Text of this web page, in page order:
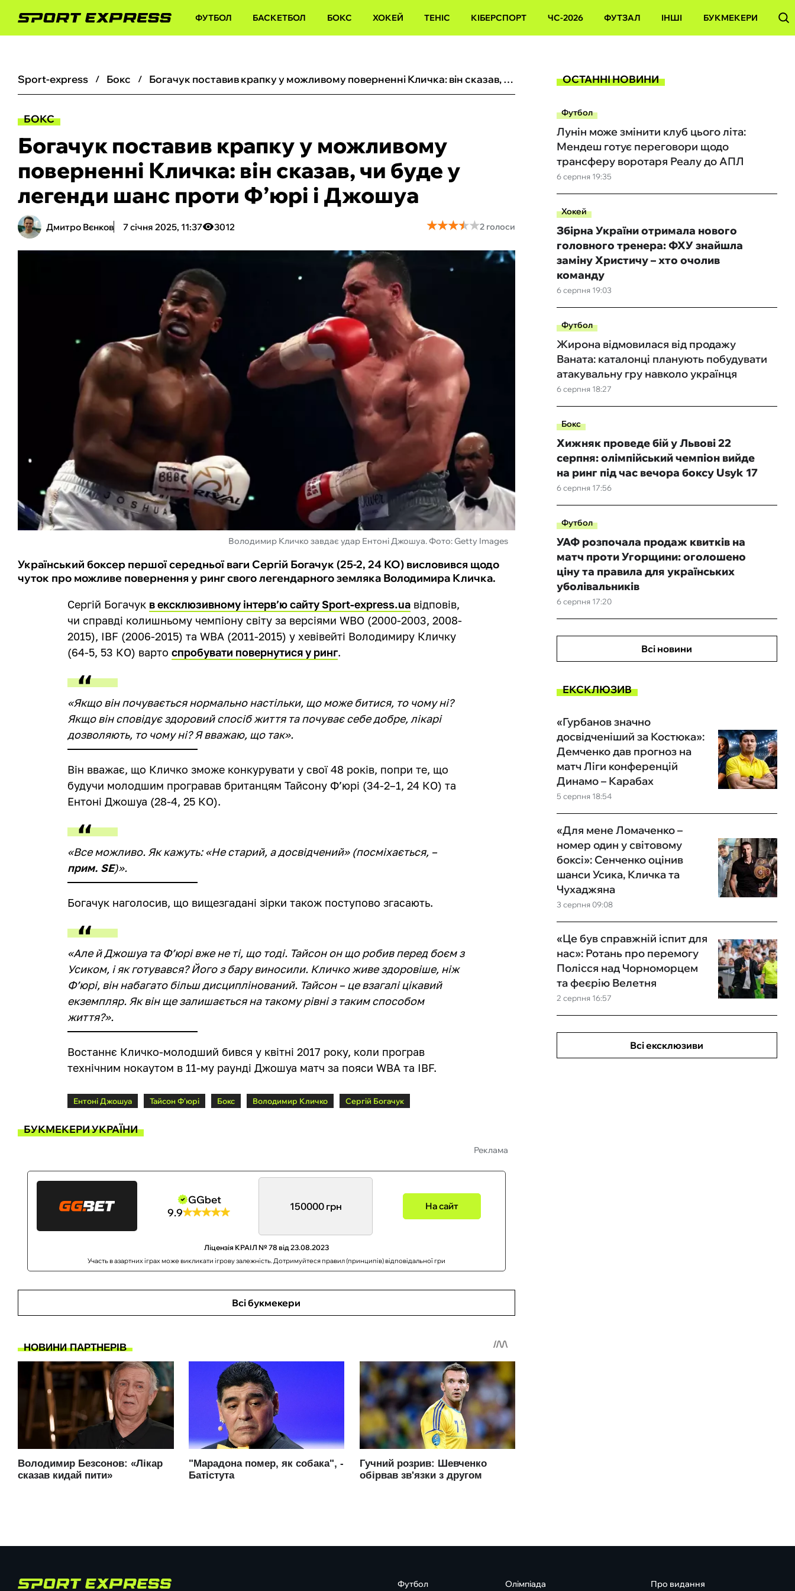
ФУТБОЛ БАСКЕТБОЛ БОКС ХОКЕЙ ТЕНІС КІБЕРСПОРТ ЧС-2026 ФУТЗАЛ ІНШІ БУКМЕКЕРИ
sport-express бокс Богачук поставив крапку у можливому поверненні Кличка: він сказав, чи буде у легенди шанс проти Ф’юрі і Джошуа
БОКС
Богачук поставив крапку у можливому
поверненні Кличка: він сказав, чи буде у
легенди шанс проти Ф’юрі і Джошуа
Дмитро Вєнков 7 січня 2025, 11:37 3012 ★★★★★
★★★★★2 голоси
Володимир Кличко завдає удар Ентоні Джошуа. Фото: Getty Images
Український боксер першої середньої ваги Сергій Богачук (25-2, 24 КО) висловився щодо
чуток про можливе повернення у ринг свого легендарного земляка Володимира Кличка.
Сергій Богачук в ексклюзивному інтерв’ю сайту Sport-express.ua відповів,
чи справді колишньому чемпіону світу за версіями WBO (2000-2003, 2008-
2015), IBF (2006-2015) та WBA (2011-2015) у хевівейті Володимиру Кличку
(64-5, 53 КО) вартоспробувати повернутися у ринг.
«Якщо він почувається нормально настільки, що може битися, то чому ні?
Якщо він сповідує здоровий спосіб життя та почуває себе добре, лікарі
дозволяють, то чому ні? Я вважаю, що так».
Він вважає, що Кличко зможе конкурувати у свої 48 років, попри те, що
будучи молодшим програвав британцям Тайсону Ф’юрі (34-2–1, 24 КО) та
Ентоні Джошуа (28-4, 25 КО).
«Все можливо. Як кажуть: «Не старий, а досвідчений‎» (посміхається, –
прим. SE)».
Богачук наголосив, що вищезгадані зірки також поступово згасають.
«Але й Джошуа та Ф’юрі вже не ті, що тоді. Тайсон он що робив перед боєм з
Усиком, і як готувався? Його з бару виносили. Кличко живе здоровіше, ніж
Ф’юрі, він набагато більш дисциплінований. Тайсон – це взагалі цікавий
екземпляр. Як він ще залишається на такому рівні з таким способом
життя?».
Востаннє Кличко-молодший бився у квітні 2017 року, коли програв
технічним нокаутом в 11-му раунді Джошуа матч за пояси WBA та IBF.
Ентоні Джошуа Тайсон Ф'юрі Бокс Володимир Кличко Сергій Богачук
БУКМЕКЕРИ УКРАЇНИ
Реклама
GGbet
9.9
150000 грн На сайт
Ліцензія КРАІЛ № 78 від 23.08.2023
Участь в азартних іграх може викликати ігрову залежність. Дотримуйтеся правил (принципів) відповідальної гри
Всі букмекери
ОСТАННІ НОВИНИ
Футбол
6 серпня 19:35
Лунін може змінити клуб цього літа:
Мендеш готує переговори щодо
трансферу воротаря Реалу до АПЛ
Хокей
6 серпня 19:03
Збірна України отримала нового
головного тренера: ФХУ знайшла
заміну Христичу – хто очолив
команду
Футбол
6 серпня 18:27
Жирона відмовилася від продажу
Ваната: каталонці планують побудувати
атакувальну гру навколо українця
Бокс
6 серпня 17:56
Хижняк проведе бій у Львові 22
серпня: олімпійський чемпіон вийде
на ринг під час вечора боксу Usyk 17
Футбол
6 серпня 17:20
УАФ розпочала продаж квитків на
матч проти Угорщини: оголошено
ціну та правила для українських
уболівальників
Всі новини
ЕКСКЛЮЗИВ
5 серпня 18:54
«Гурбанов значно
досвідченіший за Костюка»:
Демченко дав прогноз на
матч Ліги конференцій
Динамо – Карабах
3 серпня 09:08
«Для мене Ломаченко –
номер один у світовому
боксі»: Сенченко оцінив
шанси Усика, Кличка та
Чухаджяна
2 серпня 16:57
«Це був справжній іспит для
нас»: Ротань про перемогу
Полісся над Чорноморцем
та феєрію Велетня
Всі ексклюзиви
Футбол Олімпіада Про видання